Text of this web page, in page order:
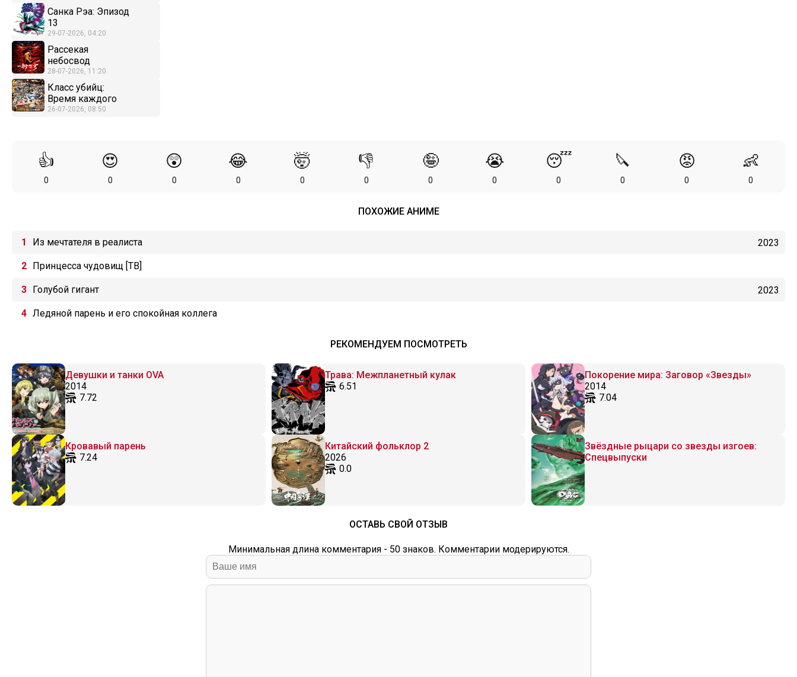
Санка Рэа: Эпизод
13
29-07-2026, 04:20
Рассекая
небосвод
28-07-2026, 11:20
Класс убийц:
Время каждого
26-07-2026, 08:50
👍
0
😍
0
😲
0
😂
0
🤯
0
👎
0
🤪
0
😭
0
😴
0
🔪
0
😡
0
👶
0
ПОХОЖИЕ АНИМЕ
Из мечтателя в реалиста 2023
Принцесса чудовищ [ТВ]
Голубой гигант 2023
Ледяной парень и его спокойная коллега
РЕКОМЕНДУЕМ ПОСМОТРЕТЬ
Девушки и танки OVA
2014
7.72
Трава: Межпланетный кулак
6.51
Покорение мира: Заговор «Звезды»
2014
7.04
Кровавый парень
7.24
Китайский фольклор 2
2026
0.0
Звёздные рыцари со звезды изгоев:
Спецвыпуски
ОСТАВЬ СВОЙ ОТЗЫВ
Минимальная длина комментария - 50 знаков. Комментарии модерируются.